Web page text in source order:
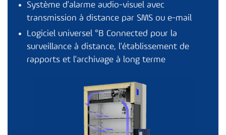
Système d'alarme audio-visuel avec
transmission à distance par SMS ou e-mail
Logiciel universel °B Connected pour la
surveillance à distance, l'établissement de
rapports et l'archivage à long terme